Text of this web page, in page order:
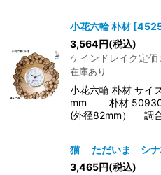
小花六輪 朴材 [
3,564円(税込)
ケインドレイク定価:
在庫あり
小花六輪 朴材 サイ
mm 朴材 50930
(外径82mm） 調合
猫 ただいま シナ
3,465円(税込)